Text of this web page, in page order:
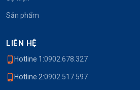
Sản phẩm
LIÊN HỆ
Hotline 1:0902.678.327
Hotline 2:0902.517.597